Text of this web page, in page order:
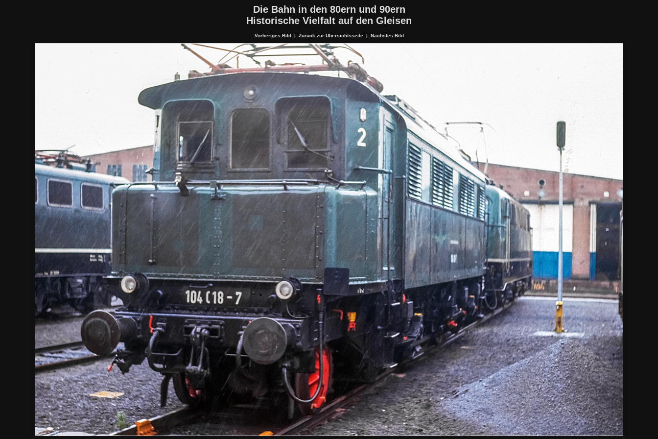
Die Bahn in den 80ern und 90ern
Historische Vielfalt auf den Gleisen
Vorheriges Bild Zurück zur Übersichtsseite| Nächstes Bild